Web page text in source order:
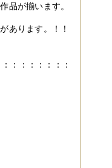
品が揃います。
あります。！！
：：：：：：：